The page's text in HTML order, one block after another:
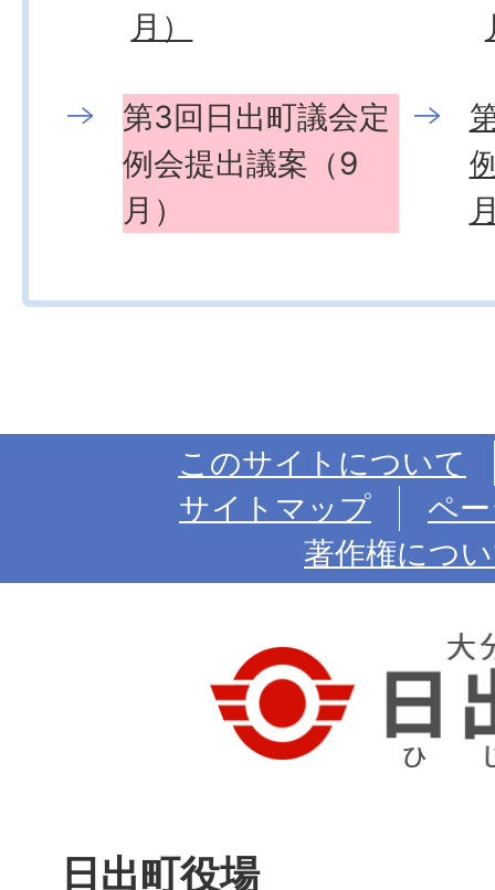
月）
第3回日出町議会定
例会提出議案（9
月）
このサイトについて
サイトマップ
ペ
著作権につ
日出町役場